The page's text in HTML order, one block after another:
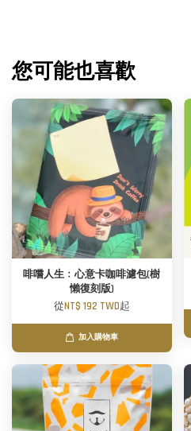
您可能也喜歡
啡嚐人生﹕心意卡咖啡濾包(樹
懶復刻版)
從NT$ 192 TWD起
加入購物車